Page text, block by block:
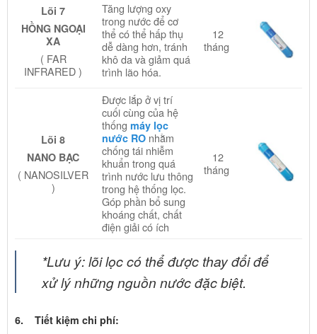
Lõi 7
HỒNG NGOẠI
XA
( FAR
INFRARED )
Tăng lượng oxy
trong nước để cơ
thể có thể hấp thụ
dễ dàng hơn, tránh
khô da và giảm quá
trình lão hóa.
12
tháng
Lõi 8
NANO BẠC
( NANOSILVER
)
Được lắp ở vị trí
cuối cùng của hệ
thốngmáy lọc
nước RO nhằm
chống tái nhiễm
khuẩn trong quá
trình nước lưu thông
trong hệ thống lọc.
Góp phần bổ sung
khoáng chất, chất
điện giải có ích
12
tháng
*Lưu ý: lõi lọc có thể được thay đổi để
xử lý những nguồn nước đặc biệt.
6. Tiết kiệm chi phí: